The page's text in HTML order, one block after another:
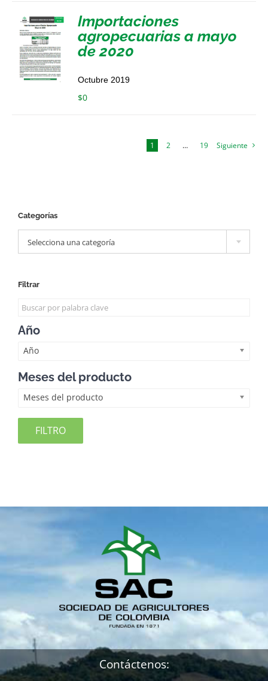
Importaciones
agropecuarias a mayo
de 2020
Octubre 2019
$0
1 2 … 19 Siguiente
Categorías
Selecciona una categoría
Filtrar
Año
Año
Meses del producto
Meses del producto
FILTRO
Contáctenos: